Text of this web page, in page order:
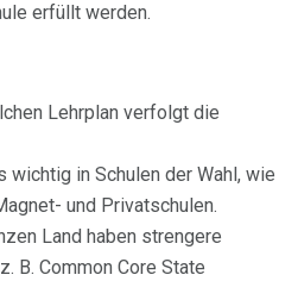
erfüllt werden.
Lehrplan verfolgt die
in Schulen der Wahl, wie
und Privatschulen.
Land haben strengere
B. Common Core State